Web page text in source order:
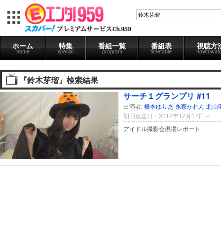
ホーム
home
特集
special
番組一覧
program
番組表
timetable
視聴方
『鈴木芽瑠』検索結果
サーチ１グランプリ #11
出演者:橋本ゆりあ 糸家かれん 北山
初回放送日：2012年12月17日～
アイドル撮影会現場レポート